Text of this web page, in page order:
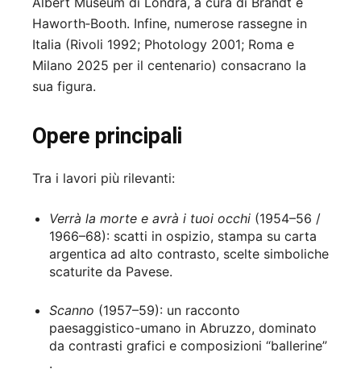
Haworth‑Booth. Infine, numerose rassegne in
Italia (Rivoli 1992; Photology 2001; Roma e
Milano 2025 per il centenario) consacrano la
sua figura.
Opere principali
Tra i lavori più rilevanti:
Verrà la morte e avrà i tuoi occhi (1954–56 /
1966–68): scatti in ospizio, stampa su carta
argentica ad alto contrasto, scelte simboliche
scaturite da Pavese.
Scanno (1957–59): un racconto
paesaggistico-umano in Abruzzo, dominato
da contrasti grafici e composizioni “ballerine”
.